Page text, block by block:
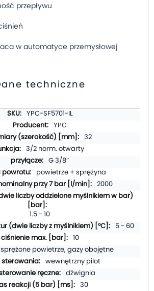
przepływu
w automatyce przemysłowej
techniczne
YPC-SF5701-IL
YPC
32
3/2 norm. otwarty
G 3/8″
powietrze + sprężyna
2000
1.5 - 10
5 - 60
10
sprężone powietrze, gazy obojętne
wewnętrzny pilot
dźwignia
30